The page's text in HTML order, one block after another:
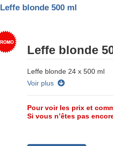
Leffe blonde 500 ml
Leffe blonde
Leffe blonde 24 x 500 ml
Voir plus
Pour voir les prix et
Si vous n’êtes pas